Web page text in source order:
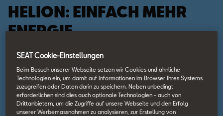
HELION: EINFACH MEHR
ENERGIE
Die Helion Energy AG ist eines der engagiertesten
Energielösungsunternehmen der Schweiz. Eines ihrer Ziele:
Elektromobilität vereinfachen – mit ökologisch und wirtschaftlich
sinnvollen Lösungen und Produkten.
SEAT Cookie-Einstellungen
Beim Besuch unserer Webseite setzen wir Cookies und ähnliche
Technologien ein, um damit auf Informationen im Browser Ihres Systems
zuzugreifen oder Daten darin zu speichern. Neben unbedingt
erforderlichen sind dies auch optionale Technologien - auch von
Drittanbietern, um die Zugriffe auf unsere Webseite und den Erfolg
unserer Werbemassnahmen zu analysieren, zur Erstellung von